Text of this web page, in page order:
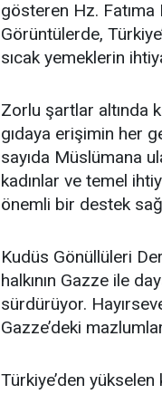
gösteren Hz. Fatıma
Görüntülerde,
sıcak yemeklerin
Zorlu şartlar altında
gıdaya erişimin her
sayıda Müslümana
kadınlar ve temel
önemli bir destek
Kudüs Gönüllüleri
halkının Gazze ile
sürdürüyor.
Gazze’deki
Türkiye’den